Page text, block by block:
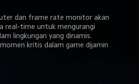
dan frame rate monitor akan
real-time untuk mengurangi
lingkungan yang dinamis.
kritis dalam game dijamin